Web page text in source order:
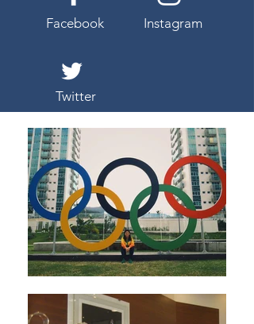
Facebook
Twitter
Instagram